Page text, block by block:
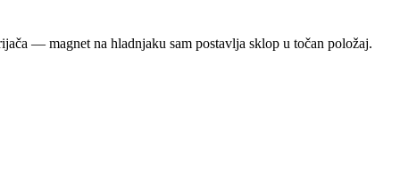
— magnet na hladnjaku sam postavlja sklop u točan položaj.